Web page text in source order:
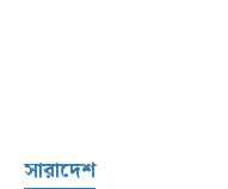
সারাদেশ